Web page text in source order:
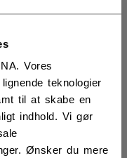
Vores
teknologier
til at skabe en
indhold. Vi gør
Ønsker du mere